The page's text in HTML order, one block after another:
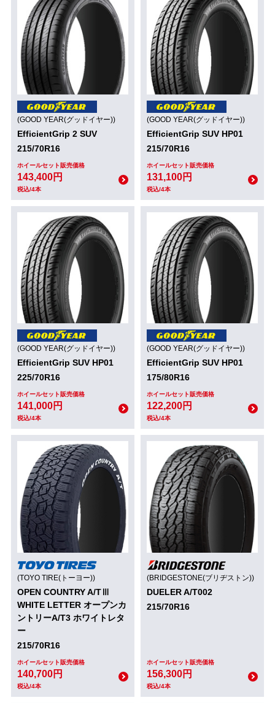
(GOOD YEAR(グッドイヤー))
EfficientGrip 2 SUV
215/70R16
ホイールセット販売価格
143,400円
税込/4本
(GOOD YEAR(グッドイヤー))
EfficientGrip SUV HP01
215/70R16
ホイールセット販売価格
131,100円
税込/4本
(GOOD YEAR(グッドイヤー))
EfficientGrip SUV HP01
225/70R16
ホイールセット販売価格
141,000円
税込/4本
(GOOD YEAR(グッドイヤー))
EfficientGrip SUV HP01
175/80R16
ホイールセット販売価格
122,200円
税込/4本
(TOYO TIRE(トーヨー))
OPEN COUNTRY A/TⅢ
WHITE LETTER オープンカ
ントリーA/T3 ホワイトレタ
ー
215/70R16
ホイールセット販売価格
140,700円
税込/4本
(BRIDGESTONE(ブリヂストン))
DUELER A/T002
215/70R16
ホイールセット販売価格
156,300円
税込/4本